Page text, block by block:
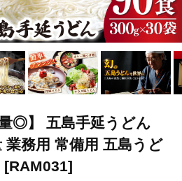
量◎】 五島手延うどん
務用 常備用 五島うど
[RAM031]